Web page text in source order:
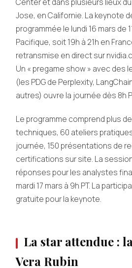
Jose, en Californie. La keynote
programmée le lundi 16 mars de
Pacifique, soit 19h à 21h en
retransmise en direct sur
Un « pregame show » avec des
(les PDG de Perplexity,
autres) ouvre la journée dès 8h
Le programme comprend plus
techniques, 60 ateliers
journée, 150 présentations de
certifications sur site. La
réponses pour les analystes
mardi 17 mars à 9h PT. La
gratuite pour la keynote.
La star attendue :
Vera Rubin